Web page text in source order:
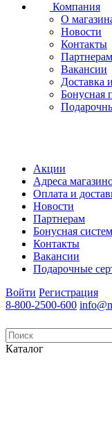
Компания
О
Новости
Контакты
Партнерам
Вакансии
Доставка
Бонусная
Акции
Адреса
Оплата и
Новости
Партнерам
Бонусная
Контакты
Вакансии
Подарочные
Войти Регистрация
8-800-2500-600
Каталог